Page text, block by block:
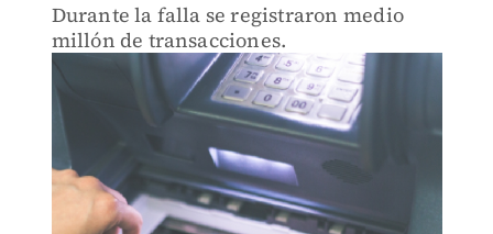
Durante la falla se registraron medio
millón de transacciones.